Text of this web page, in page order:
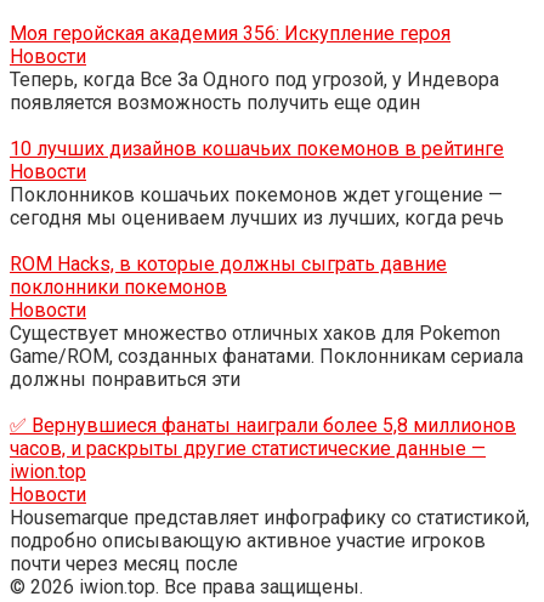
Моя геройская академия 356: Искупление героя
Новости
Теперь, когда Все За Одного под угрозой, у Индевора
появляется возможность получить еще один
10 лучших дизайнов кошачьих покемонов в рейтинге
Новости
Поклонников кошачьих покемонов ждет угощение —
сегодня мы оцениваем лучших из лучших, когда речь
ROM Hacks, в которые должны сыграть давние
поклонники покемонов
Новости
Существует множество отличных хаков для Pokemon
Game/ROM, созданных фанатами. Поклонникам сериала
должны понравиться эти
✅ Вернувшиеся фанаты наиграли более 5,8 миллионов
часов, и раскрыты другие статистические данные —
iwion.top
Новости
Housemarque представляет инфографику со статистикой,
подробно описывающую активное участие игроков
почти через месяц после
© 2026 iwion.top. Все права защищены.